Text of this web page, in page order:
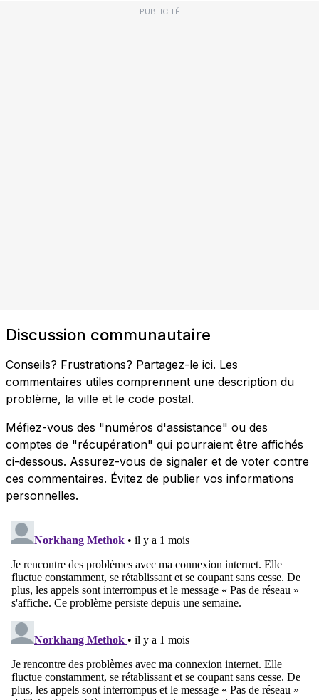
PUBLICITÉ
Discussion communautaire
Conseils? Frustrations? Partagez-le ici. Les
commentaires utiles comprennent une description du
problème, la ville et le code postal.
Méfiez-vous des "numéros d'assistance" ou des
comptes de "récupération" qui pourraient être affichés
ci-dessous. Assurez-vous de signaler et de voter contre
ces commentaires. Évitez de publier vos informations
personnelles.